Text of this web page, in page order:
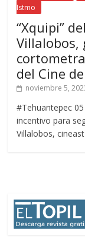
Istmo
“Xquipi”
Villalobos,
del Cine
noviembre 5,
#Tehuantepec
incentivo para
Villalobos,